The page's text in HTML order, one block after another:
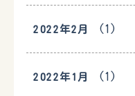
2022年2月 (1)
2022年1月 (1)